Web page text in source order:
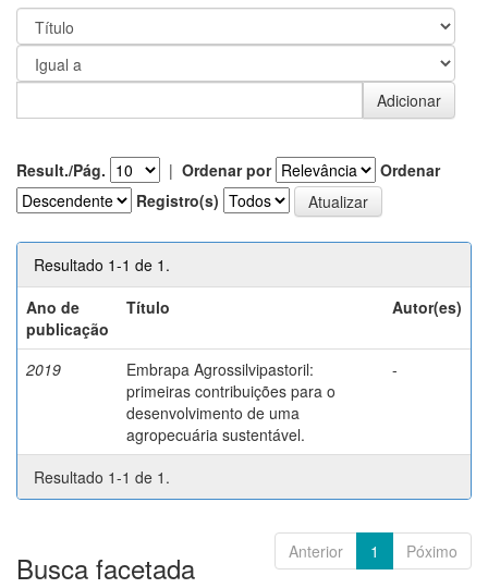
Result./Pág. | Ordenar por
Ordenar
Registro(s)
Resultado 1-1 de 1.
Ano de
publicação
Título Autor(es)
2019
Embrapa Agrossilvipastoril:
primeiras contribuições para o
desenvolvimento de uma
agropecuária sustentável.
-
Resultado 1-1 de 1.
Anterior 1 Póximo
Busca facetada